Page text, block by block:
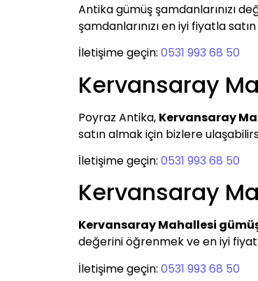
Antika gümüş şamdanlarınızı
şamdanlarınızı en iyi fiyatla
İletişime geçin: 0531 993 68 50
Kervansaray
Poyraz Antika, Kervansaray
satın almak için bizlere
İletişime geçin: 0531 993 68 50
Kervansaray
Kervansaray Mahallesi
değerini öğrenmek ve en iyi
İletişime geçin: 0531 993 68 50